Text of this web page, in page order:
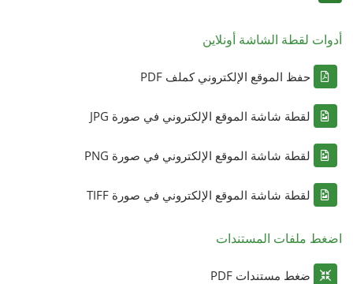
أدوات لقطة الشاشة أونلاين
حفظ الموقع الإلكتروني كملف PDF
لقطة شاشة الموقع الإلكتروني في صورة JPG
لقطة شاشة الموقع الإلكتروني في صورة PNG
لقطة شاشة الموقع الإلكتروني في صورة TIFF
اضغط ملفات المستندات
ضغط مستندات PDF